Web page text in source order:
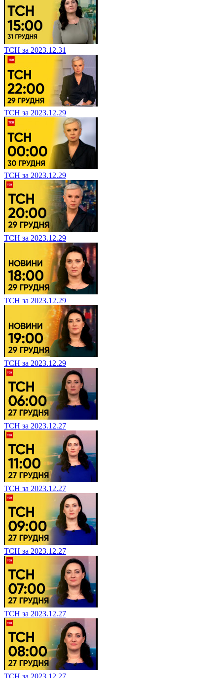
ТСН за 2023.12.31
ТСН за 2023.12.29
ТСН за 2023.12.29
ТСН за 2023.12.29
ТСН за 2023.12.29
ТСН за 2023.12.29
ТСН за 2023.12.27
ТСН за 2023.12.27
ТСН за 2023.12.27
ТСН за 2023.12.27
ТСН за 2023.12.27